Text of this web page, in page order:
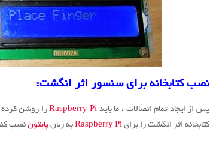
نصب کتابخانه برای سنسور اثر انگشت:
پس از ایجاد تمام اتصالات ، ما باید Raspberry Piرا روشن کرده
کتابخانه اثر انگشت را برای Raspberry Pi به زبان پایتون نصب